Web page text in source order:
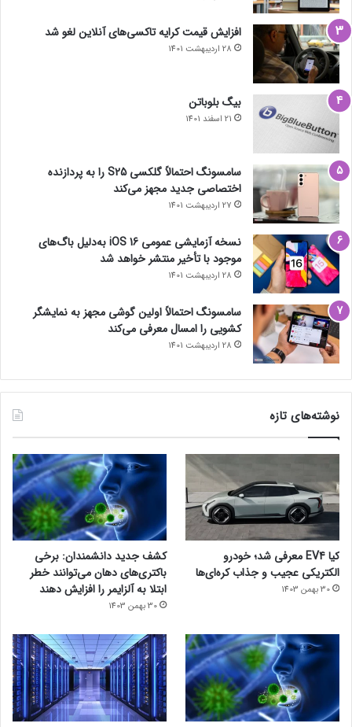
افزایش قیمت کرایه تاکسی‌های آنلاین لغو شد
28 اردیبهشت 1401
بیگ بلوباتن
21 اسفند 1401
سامسونگ احتمالاً گلکسی S25 را به پردازنده
اختصاصی جدید مجهز می‌کند
27 اردیبهشت 1401
نسخه آزمایشی عمومی iOS 16 به‌دلیل باگ‌های
موجود با تأخیر منتشر خواهد شد
28 اردیبهشت 1401
سامسونگ احتمالاً اولین گوشی مجهز به نمایشگر
کشویی را امسال معرفی می‌کند
28 اردیبهشت 1401
نوشته‌های تازه
کیا EV4 معرفی شد؛ خودرو
الکتریکی عجیب و جذاب کره‌ای‌ها
30 بهمن 1403
کشف جدید دانشمندان: برخی
باکتری‌های دهان می‌توانند خطر
ابتلا به آلزایمر را افزایش دهند
30 بهمن 1403